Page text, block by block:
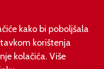
kako bi poboljšala
korištenja
kolačića. Više